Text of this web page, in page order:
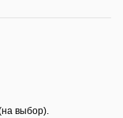
выбор).